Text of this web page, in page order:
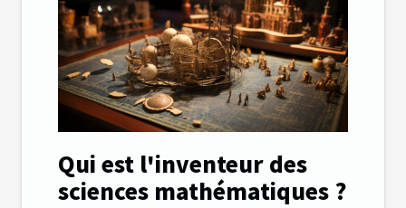
Qui est l'inventeur des
sciences mathématiques ?